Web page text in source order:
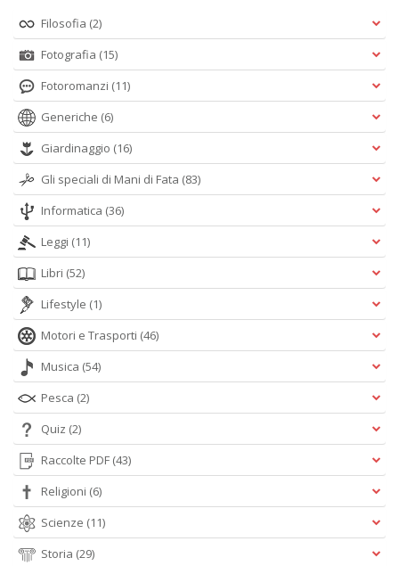
Filosofia (2)
Fotografia (15)
Fotoromanzi (11)
Generiche (6)
Giardinaggio (16)
Gli speciali di Mani di Fata (83)
Informatica (36)
Leggi (11)
Libri (52)
Lifestyle (1)
Motori e Trasporti (46)
Musica (54)
Pesca (2)
Quiz (2)
Raccolte PDF (43)
Religioni (6)
Scienze (11)
Storia (29)